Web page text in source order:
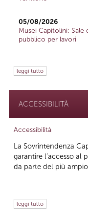
05/08/2026
Musei Capitolini:
pubblico per lavori
leggi tutto
ACCESSIBILITÀ
Accessibilità
La Sovrintendenza
garantire l’accesso
da parte del più
leggi tutto